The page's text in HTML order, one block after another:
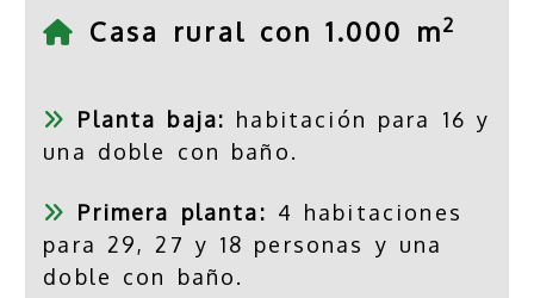
Casa rural con 1.000 m2
Planta baja: habitación para 16 y
una doble con baño.
Primera planta: 4 habitaciones
para 29, 27 y 18 personas y una
doble con baño.